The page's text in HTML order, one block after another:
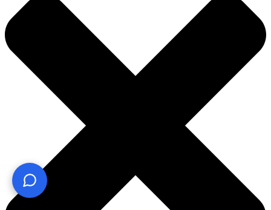
¿Te ayudo? Pregúntame lo que quieras